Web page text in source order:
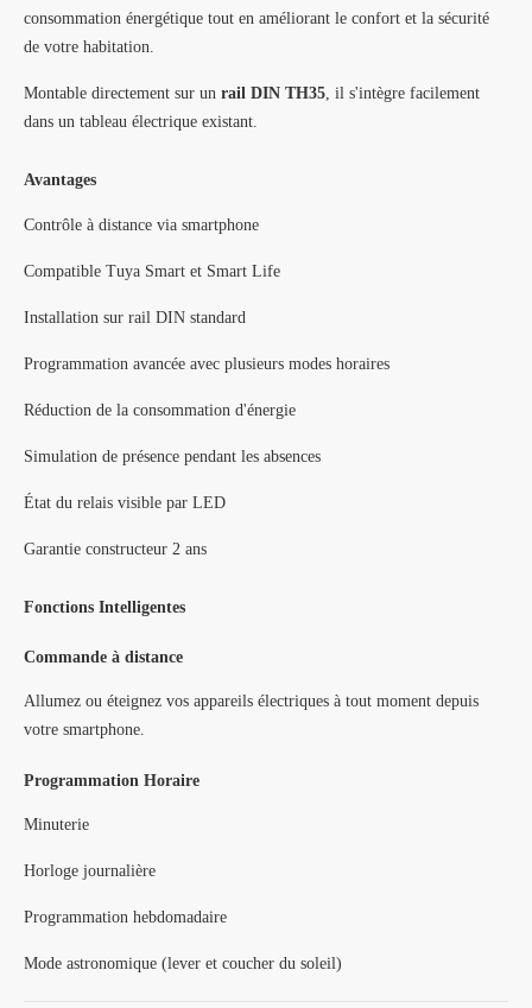
consommation énergétique tout en améliorant le confort et la sécurité
de votre habitation.
Montable directement sur un rail DIN TH35, il s'intègre facilement
dans un tableau électrique existant.
Avantages
Contrôle à distance via smartphone
Compatible Tuya Smart et Smart Life
Installation sur rail DIN standard
Programmation avancée avec plusieurs modes horaires
Réduction de la consommation d'énergie
Simulation de présence pendant les absences
État du relais visible par LED
Garantie constructeur 2 ans
Fonctions Intelligentes
Commande à distance
Allumez ou éteignez vos appareils électriques à tout moment depuis
votre smartphone.
Programmation Horaire
Minuterie
Horloge journalière
Programmation hebdomadaire
Mode astronomique (lever et coucher du soleil)